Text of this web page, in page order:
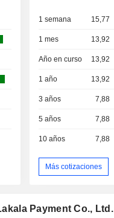
1 semana 15,77
1 mes 13,92
Año en curso 13,92
1 año 13,92
3 años 7,88
5 años 7,88
10 años 7,88
Más cotizaciones
Payment Co., Ltd.